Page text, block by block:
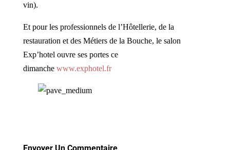
vin).
Et pour les professionnels de l’Hôtellerie, de la
restauration et des Métiers de la Bouche, le salon
Exp’hotel ouvre ses portes ce
dimanche www.exphotel.fr